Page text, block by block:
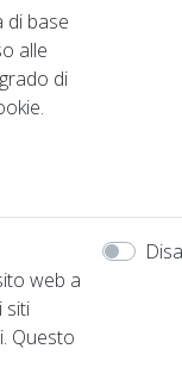
di base
alle
di
web a
siti
Questo